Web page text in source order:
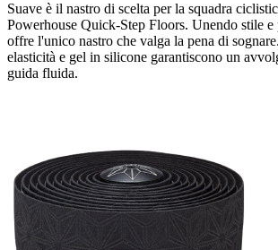
Suave è il nastro di scelta per la squadra
Powerhouse Quick-Step Floors. Unendo stile e
offre l'unico nastro che valga la pena di
elasticità e gel in silicone garantiscono un
guida fluida.